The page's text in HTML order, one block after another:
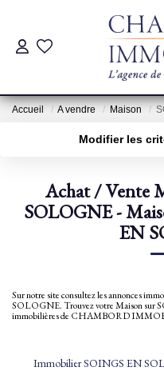
Pré-
Estimation
Accueil A vendre Maison
Modifier les
Sélectionnez...
Type de bien
Achat / Vente
SOLOGNE -
EN
Sur notre site consultez les annonces
SOLOGNE. Trouvez votre Maison sur
immobilières de CHAMBORD
Immobilier SOINGS EN